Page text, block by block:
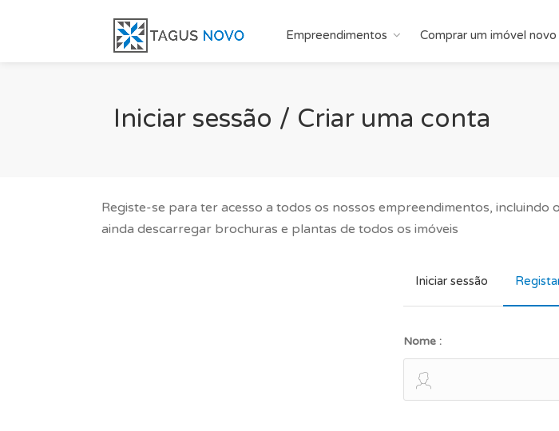
Empreendimentos Comprar um imóvel novo
Iniciar sessão / Criar uma conta
Registe-se para ter acesso a todos os nossos empreendimentos,
ainda descarregar brochuras e plantas de todos os imóveis
Iniciar sessão
Nome :